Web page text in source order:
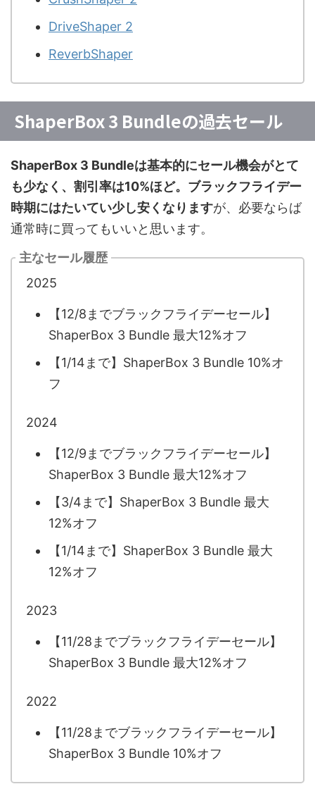
DriveShaper 2
ReverbShaper
ShaperBox 3 Bundleの過去セール
ShaperBox 3 Bundleは基本的にセール機会がとて
も少なく、割引率は10%ほど。ブラックフライデー
時期にはたいてい少し安くなりますが、必要ならば
通常時に買ってもいいと思います。
主なセール履歴
2025
【12/8までブラックフライデーセール】
ShaperBox 3 Bundle 最大12%オフ
【1/14まで】ShaperBox 3 Bundle 10%オ
フ
2024
【12/9までブラックフライデーセール】
ShaperBox 3 Bundle 最大12%オフ
【3/4まで】ShaperBox 3 Bundle 最大
12%オフ
【1/14まで】ShaperBox 3 Bundle 最大
12%オフ
2023
【11/28までブラックフライデーセール】
ShaperBox 3 Bundle 最大12%オフ
2022
【11/28までブラックフライデーセール】
ShaperBox 3 Bundle 10%オフ